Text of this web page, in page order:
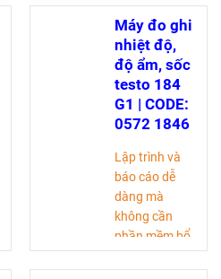
Máy đo ghi
nhiệt độ,
độ ẩm, sốc
testo 184
G1 | CODE:
0572 1846
Lập trình và
báo cáo dễ
dàng mà
không cần
phần mềm bổ
sung (cắm và